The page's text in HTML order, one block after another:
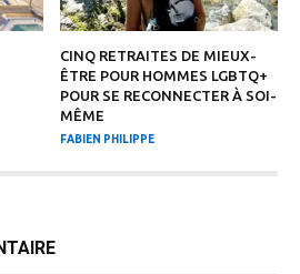
CINQ RETRAITES DE MIEUX-
ÊTRE POUR HOMMES LGBTQ+
POUR SE RECONNECTER À SOI-
MÊME
FABIEN PHILIPPE